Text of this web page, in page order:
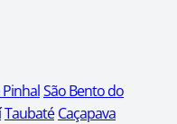
São Bento do
Taubaté Caçapava